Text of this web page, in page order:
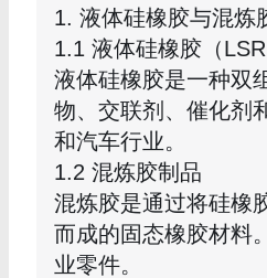
1. 液体硅橡胶与混炼
1.1 液体硅橡胶（LSR
液体硅橡胶是一种双
物、交联剂、催化剂
和汽车行业。
1.2 混炼胶制品
混炼胶是通过将硅橡
而成的固态橡胶材料
业零件。